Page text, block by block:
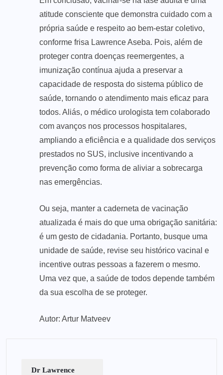
atitude consciente que demonstra cuidado com a
própria saúde e respeito ao bem-estar coletivo,
conforme frisa Lawrence Aseba. Pois, além de
proteger contra doenças reemergentes, a
imunização contínua ajuda a preservar a
capacidade de resposta do sistema público de
saúde, tornando o atendimento mais eficaz para
todos. Aliás, o médico urologista tem colaborado
com avanços nos processos hospitalares,
ampliando a eficiência e a qualidade dos serviços
prestados no SUS, inclusive incentivando a
prevenção como forma de aliviar a sobrecarga
nas emergências.
Ou seja, manter a caderneta de vacinação
atualizada é mais do que uma obrigação sanitária:
é um gesto de cidadania. Portanto, busque uma
unidade de saúde, revise seu histórico vacinal e
incentive outras pessoas a fazerem o mesmo.
Uma vez que, a saúde de todos depende também
da sua escolha de se proteger.
Autor: Artur Matveev
Dr Lawrence